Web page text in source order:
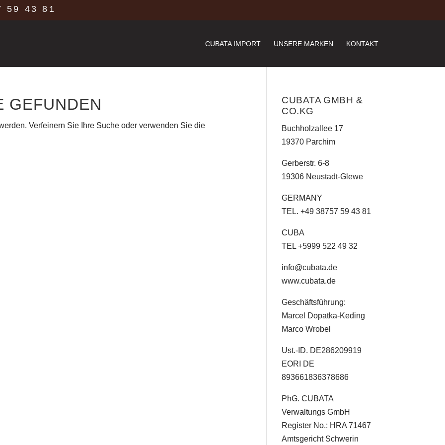
59 43 81
CUBATA IMPORT UNSERE MARKEN KONTAKT
GEFUNDEN
Verfeinern Sie Ihre Suche oder verwenden Sie die
CUBATA GMBH &
CO.KG
Buchholzallee 17
19370 Parchim
Gerberstr. 6-8
19306 Neustadt-Glewe
GERMANY
TEL. +49 38757 59 43 81
CUBA
TEL +5999 522 49 32
info@cubata.de
www.cubata.de
Geschäftsführung:
Marcel Dopatka-Keding
Marco Wrobel
Ust.-ID. DE286209919
EORI DE
893661836378686
PhG. CUBATA
Verwaltungs GmbH
Register No.: HRA 71467
Amtsgericht Schwerin